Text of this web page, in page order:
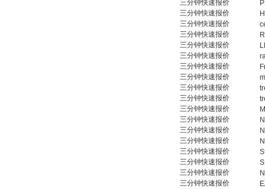
三分钟快速报价
三分钟快速报价
三分钟快速报价
三分钟快速报价
三分钟快速报价
三分钟快速报价
三分钟快速报价
三分钟快速报价
三分钟快速报价
三分钟快速报价
三分钟快速报价
三分钟快速报价
三分钟快速报价
三分钟快速报价
三分钟快速报价
三分钟快速报价
三分钟快速报价
三分钟快速报价